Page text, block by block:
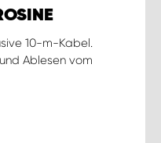
10-m-Kabel.
Ablesen vom